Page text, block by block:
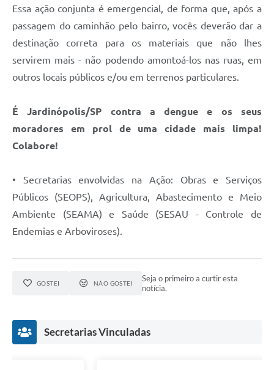
Essa ação conjunta é emergencial, de forma que, após a
passagem do caminhão pelo bairro, vocês deverão dar a
destinação correta para os materiais que não lhes
servirem mais - não podendo amontoá-los nas ruas, em
outros locais públicos e/ou em terrenos particulares.
É Jardinópolis/SP contra a dengue e os seus
moradores em prol de uma cidade mais limpa!
Colabore!
• Secretarias envolvidas na Ação: Obras e Serviços
Públicos (SEOPS), Agricultura, Abastecimento e Meio
Ambiente (SEAMA) e Saúde (SESAU - Controle de
Endemias e Arboviroses).
GOSTEI NÃO GOSTEI
Seja o primeiro a curtir esta
notícia.
Secretarias Vinculadas